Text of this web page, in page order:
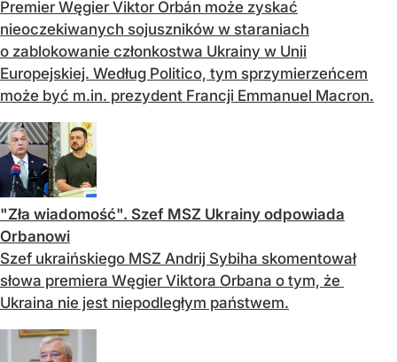
Premier Węgier Viktor Orbán może zyskać
nieoczekiwanych sojuszników w staraniach
o zablokowanie członkostwa Ukrainy w Unii
Europejskiej. Według Politico, tym sprzymierzeńcem
może być m.in. prezydent Francji Emmanuel Macron.
"Zła wiadomość". Szef MSZ Ukrainy odpowiada
Orbanowi
Szef ukraińskiego MSZ Andrij Sybiha skomentował
słowa premiera Węgier Viktora Orbana o tym, że ​​
Ukraina nie jest niepodległym państwem.